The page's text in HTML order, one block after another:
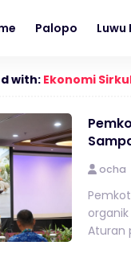
Palopo Luwu
with: Ekonomi
ocha
Aturan